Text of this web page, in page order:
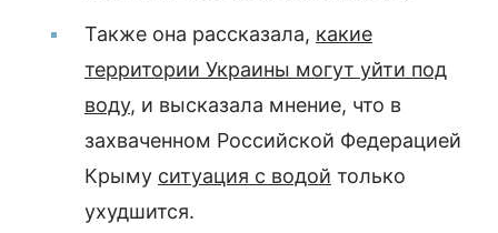
Также она рассказала, какие
территории Украины могут уйти под
воду, и высказала мнение, что в
захваченном Российской Федерацией
Крыму ситуация с водой только
ухудшится.